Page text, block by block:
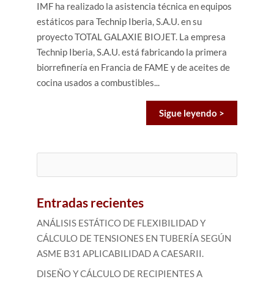
IMF ha realizado la asistencia técnica en equipos
estáticos para Technip Iberia, S.A.U. en su
proyecto TOTAL GALAXIE BIOJET. La empresa
Technip Iberia, S.A.U. está fabricando la primera
biorrefinería en Francia de FAME y de aceites de
cocina usados a combustibles...
Sigue leyendo >
Entradas recientes
ANÁLISIS ESTÁTICO DE FLEXIBILIDAD Y
CÁLCULO DE TENSIONES EN TUBERÍA SEGÚN
ASME B31 APLICABILIDAD A CAESARII.
DISEÑO Y CÁLCULO DE RECIPIENTES A